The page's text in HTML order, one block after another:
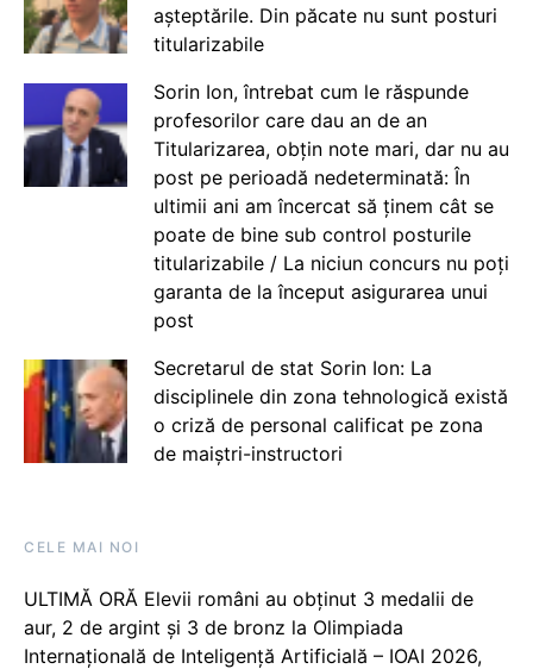
așteptările. Din păcate nu sunt posturi
titularizabile
Sorin Ion, întrebat cum le răspunde
profesorilor care dau an de an
Titularizarea, obțin note mari, dar nu au
post pe perioadă nedeterminată: În
ultimii ani am încercat să ținem cât se
poate de bine sub control posturile
titularizabile / La niciun concurs nu poți
garanta de la început asigurarea unui
post
Secretarul de stat Sorin Ion: La
disciplinele din zona tehnologică există
o criză de personal calificat pe zona
de maiștri-instructori
CELE MAI NOI
ULTIMĂ ORĂ Elevii români au obținut 3 medalii de
aur, 2 de argint și 3 de bronz la Olimpiada
Internațională de Inteligență Artificială – IOAI 2026,